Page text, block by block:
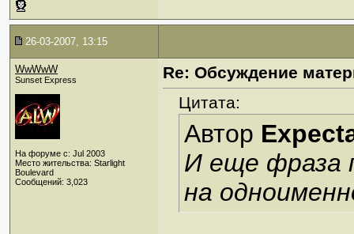
26-03-2007, 13:15
WwWwW
Sunset Express
На форуме с: Jul 2003
Место жительства: Starlight
Boulevard
Сообщений: 3,023
Re: Обсуждение
Цитата:
Автор
И еще фраза
на